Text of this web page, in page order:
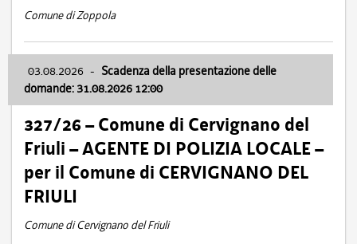
Comune di Zoppola
03.08.2026 - Scadenza della presentazione delle
domande: 31.08.2026 12:00
327/26 – Comune di Cervignano del
Friuli – AGENTE DI POLIZIA LOCALE –
per il Comune di CERVIGNANO DEL
FRIULI
Comune di Cervignano del Friuli